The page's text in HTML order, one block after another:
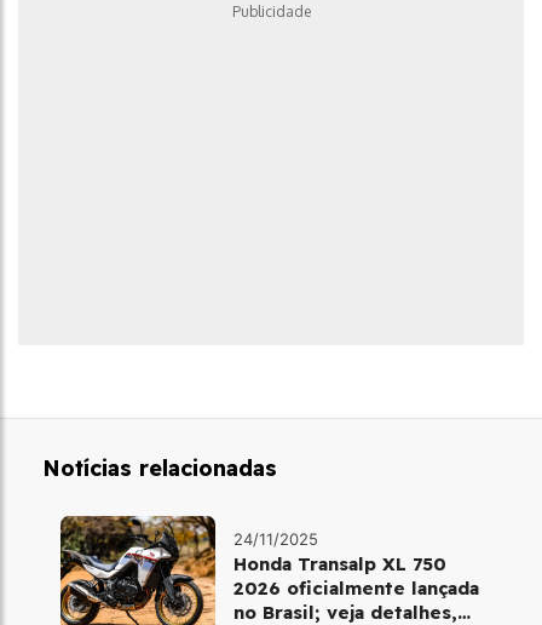
Publicidade
Notícias relacionadas
24/11/2025
Honda Transalp XL 750
2026 oficialmente lançada
no Brasil; veja detalhes,